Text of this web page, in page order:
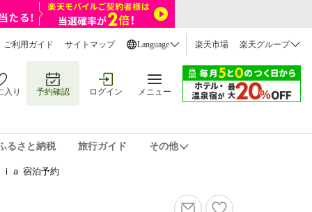
ご利用ガイド サイトマップ Language 楽天市場 楽天グループ
入り 予約確認 ログイン メニュー
るさと納税 旅行ガイド その他
ａ 宿泊予約